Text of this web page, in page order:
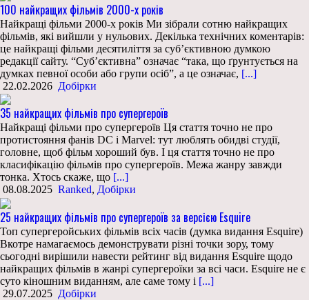
100 найкращих фільмів 2000-х років
Найкращі фільми 2000-х років Ми зібрали сотню найкращих
фільмів, які вийшли у нульових. Декілька технічних коментарів:
це найкращі фільми десятиліття за суб’єктивною думкою
редакції сайту. “Суб’єктивна” означає “така, що ґрунтується на
думках певної особи або групи осіб”, а це означає, [...]
22.02.2026 Добірки
35 найкращих фільмів про супергероїв
Найкращі фільми про супергероїв Ця стаття точно не про
протистояння фанів DC і Marvel: тут люблять обидві студії,
головне, щоб фільм хороший був. І ця стаття точно не про
класифікацію фільмів про супергероїв. Межа жанру завжди
тонка. Хтось скаже, що [...]
08.08.2025 Ranked, Добірки
25 найкращих фільмів про супергероїв за версією Esquire
Топ супергеройських фільмів всіх часів (думка видання Esquire)
Вкотре намагаємось демонструвати різні точки зору, тому
сьогодні вирішили навести рейтинг від видання Esquire щодо
найкращих фільмів в жанрі супергероїки за всі часи. Esquire не є
суто кіношним виданням, але саме тому і [...]
29.07.2025 Добірки